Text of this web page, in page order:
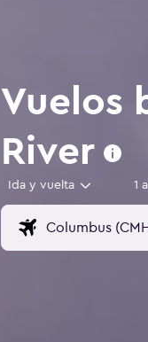
Vuelos
River
Ida y vuelta 1